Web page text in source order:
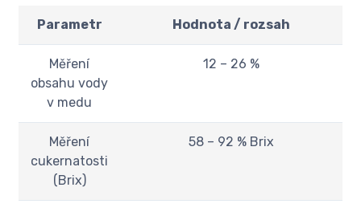
Parametr Hodnota / rozsah
Měření
obsahu vody
v medu
12 – 26 %
Měření
cukernatosti
(Brix)
58 – 92 % Brix